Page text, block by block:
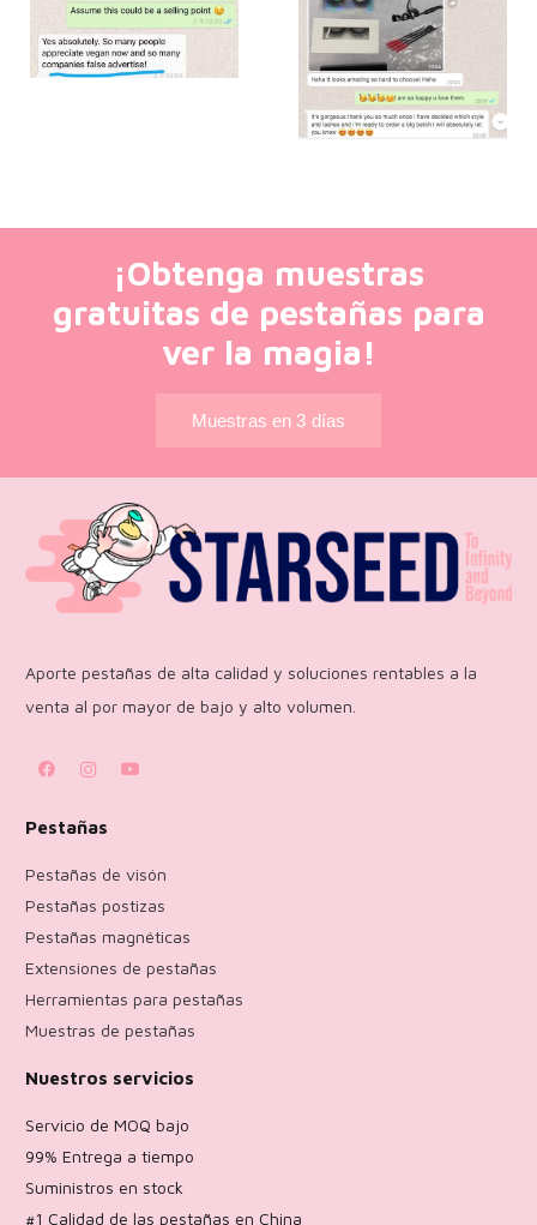
¡Obtenga muestras
gratuitas de pestañas para
ver la magia!
Muestras en 3 días
Aporte pestañas de alta calidad y soluciones rentables a la
venta al por mayor de bajo y alto volumen.
Pestañas
Pestañas de visón
Pestañas postizas
Pestañas magnéticas
Extensiones de pestañas
Herramientas para pestañas
Muestras de pestañas
Nuestros servicios
Servicio de MOQ bajo
99% Entrega a tiempo
Suministros en stock
#1 Calidad de las pestañas en China